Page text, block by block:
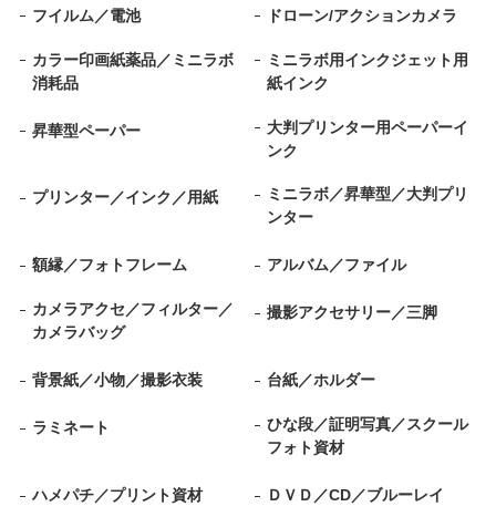
フイルム／電池 ドローン/アクションカメラ
カラー印画紙薬品／ミニラボ
消耗品
ミニラボ用インクジェット用
紙インク
昇華型ペーパー
大判プリンター用ペーパーイ
ンク
プリンター／インク／用紙
ミニラボ／昇華型／大判プリ
ンター
額縁／フォトフレーム アルバム／ファイル
カメラアクセ／フィルター／
カメラバッグ
撮影アクセサリー／三脚
背景紙／小物／撮影衣装 台紙／ホルダー
ラミネート
ひな段／証明写真／スクール
フォト資材
ハメパチ／プリント資材 ＤＶＤ／CD／ブルーレイ